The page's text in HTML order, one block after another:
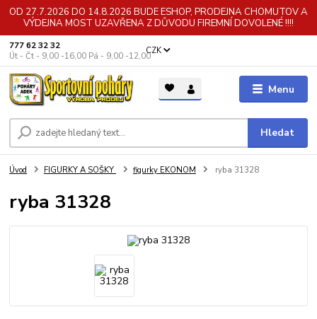
OD 27.7.2026 DO 14.8.2026 BUDE ESHOP, PRODEJNA CHOMUTOV A
VÝDEJNA MOST UZAVŘENA Z DŮVODU FIREMNÍ DOVOLENÉ !!!!
Menu
CZK
Hledat
777 62 32 32
Út - Čt - 9,00 -16,00 Pá - 9,00 -12,00
Úvod FIGURKY A SOŠKY figurky EKONOM ryba 31328
ryba 31328